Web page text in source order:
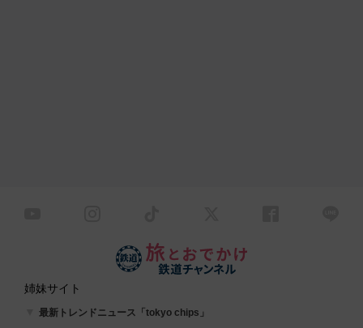
姉妹サイト
最新トレンドニュース「tokyo chips」